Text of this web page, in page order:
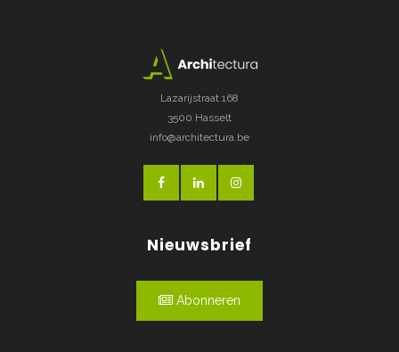
Lazarijstraat 168
3500 Hasselt
info@architectura.be
Nieuwsbrief
Abonneren